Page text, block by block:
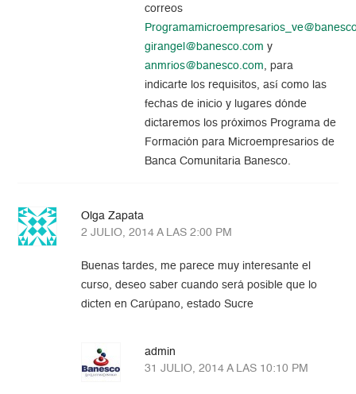
correos
girangel@banesco.com y
anmrios@banesco.com , para
indicarte los requisitos, así como las
fechas de inicio y lugares dónde
dictaremos los próximos Programa de
Formación para Microempresarios de
Banca Comunitaria Banesco.
Olga Zapata
2 JULIO, 2014 A LAS 2:00 PM
Buenas tardes, me parece muy interesante el
curso, deseo saber cuando será posible que lo
dicten en Carúpano, estado Sucre
admin
31 JULIO, 2014 A LAS 10:10 PM